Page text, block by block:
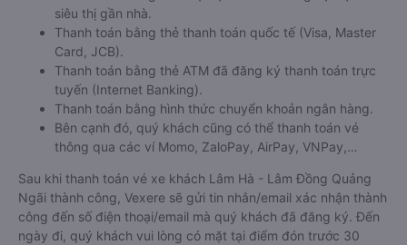
siêu thị gần nhà.
Thanh toán bằng thẻ thanh toán quốc tế (Visa, Master
Card, JCB).
Thanh toán bằng thẻ ATM đã đăng ký thanh toán trực
tuyến (Internet Banking).
Thanh toán bằng hình thức chuyển khoản ngân hàng.
Bên cạnh đó, quý khách cũng có thể thanh toán vé
thông qua các ví Momo, ZaloPay, AirPay, VNPay,…
Sau khi thanh toán vé xe khách Lâm Hà - Lâm Đồng Quảng
Ngãi thành công, Vexere sẽ gửi tin nhắn/email xác nhận thành
công đến số điện thoại/email mà quý khách đã đăng ký. Đến
ngày đi, quý khách vui lòng có mặt tại điểm đón trước 30